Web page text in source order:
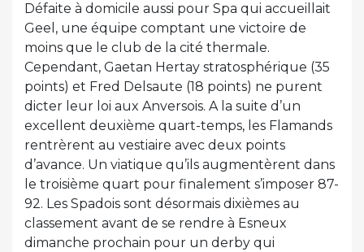
Défaite à domicile aussi pour Spa qui accueillait
Geel, une équipe comptant une victoire de
moins que le club de la cité thermale.
Cependant, Gaetan Hertay stratosphérique (35
points) et Fred Delsaute (18 points) ne purent
dicter leur loi aux Anversois. A la suite d’un
excellent deuxième quart-temps, les Flamands
rentrèrent au vestiaire avec deux points
d’avance. Un viatique qu’ils augmentèrent dans
le troisième quart pour finalement s’imposer 87-
92. Les Spadois sont désormais dixièmes au
classement avant de se rendre à Esneux
dimanche prochain pour un derby qui